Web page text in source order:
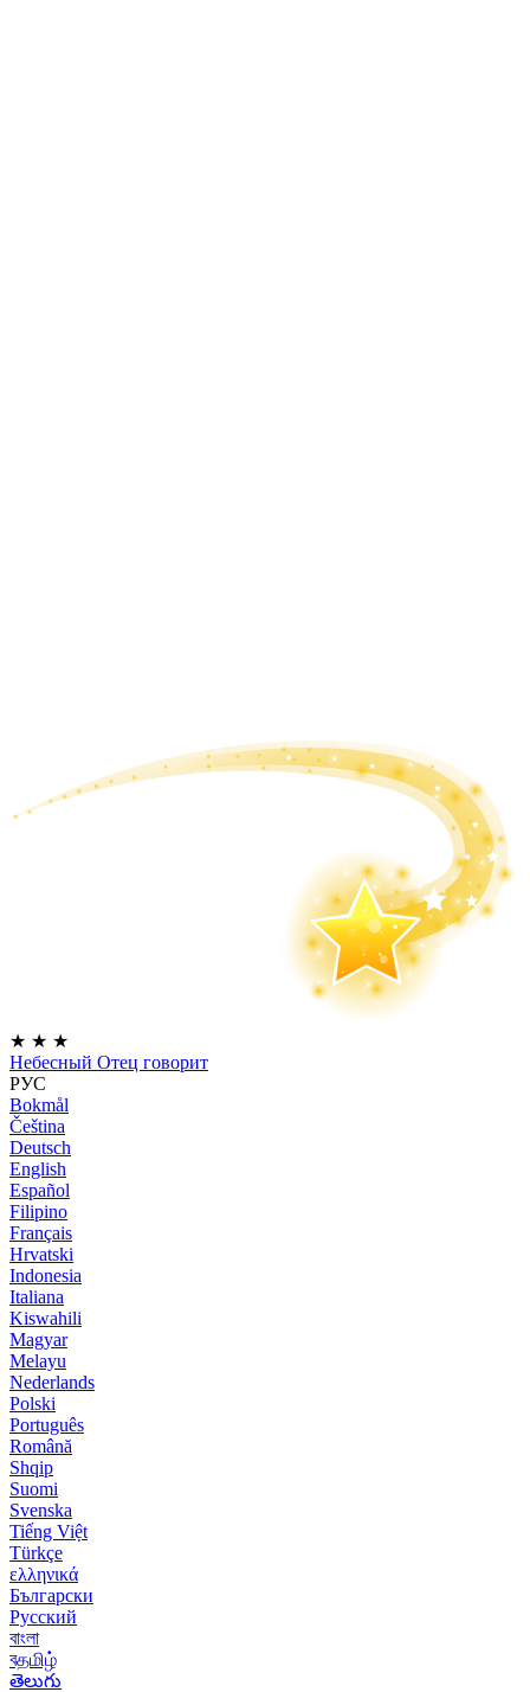
★ ★ ★
Небесный Отец говорит
РУС
Bokmål
Čeština
Deutsch
English
Español
Filipino
Français
Hrvatski
Indonesia
Italiana
Kiswahili
Magyar
Melayu
Nederlands
Polski
Português
Română
Shqip
Suomi
Svenska
Tiếng Việt
Türkçe
ελληνικά
Български
Русский
বাংলা
বதமிழ்
తెలుగు